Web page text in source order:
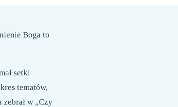
Boga to
setki
tematów,
w „Czy